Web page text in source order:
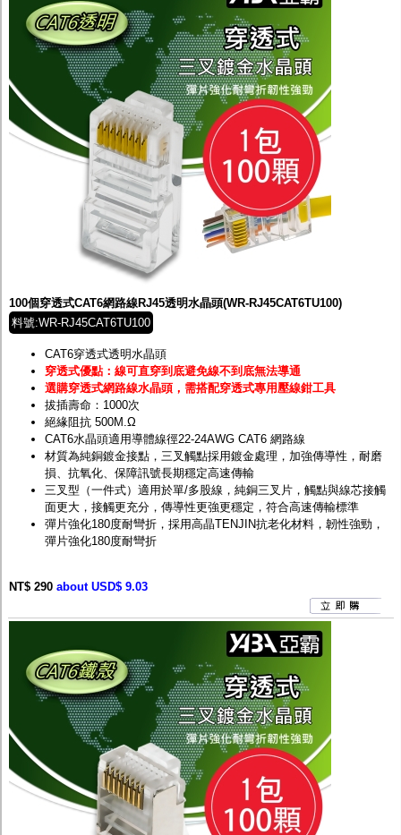
100個穿透式CAT6網路線RJ45透明水晶頭(WR-RJ45CAT6TU100)
料號:WR-RJ45CAT6TU100
CAT6穿透式透明水晶頭
穿透式優點：線可直穿到底避免線不到底無法導通
選購穿透式網路線水晶頭，需搭配穿透式專用壓線鉗工具
拔插壽命：1000次
絕緣阻抗 500M.Ω
CAT6水晶頭適用導體線徑22-24AWG CAT6 網路線
材質為純銅鍍金接點，三叉觸點採用鍍金處理，加強傳導性，耐磨
損、抗氧化、保障訊號長期穩定高速傳輸
三叉型（一件式）適用於單/多股線，純銅三叉片，觸點與線芯接觸
面更大，接觸更充分，傳導性更強更穩定，符合高速傳輸標準
彈片強化180度耐彎折，採用高晶TENJIN抗老化材料，韌性強勁，
彈片強化180度耐彎折
NT$ 290 about USD$ 9.03